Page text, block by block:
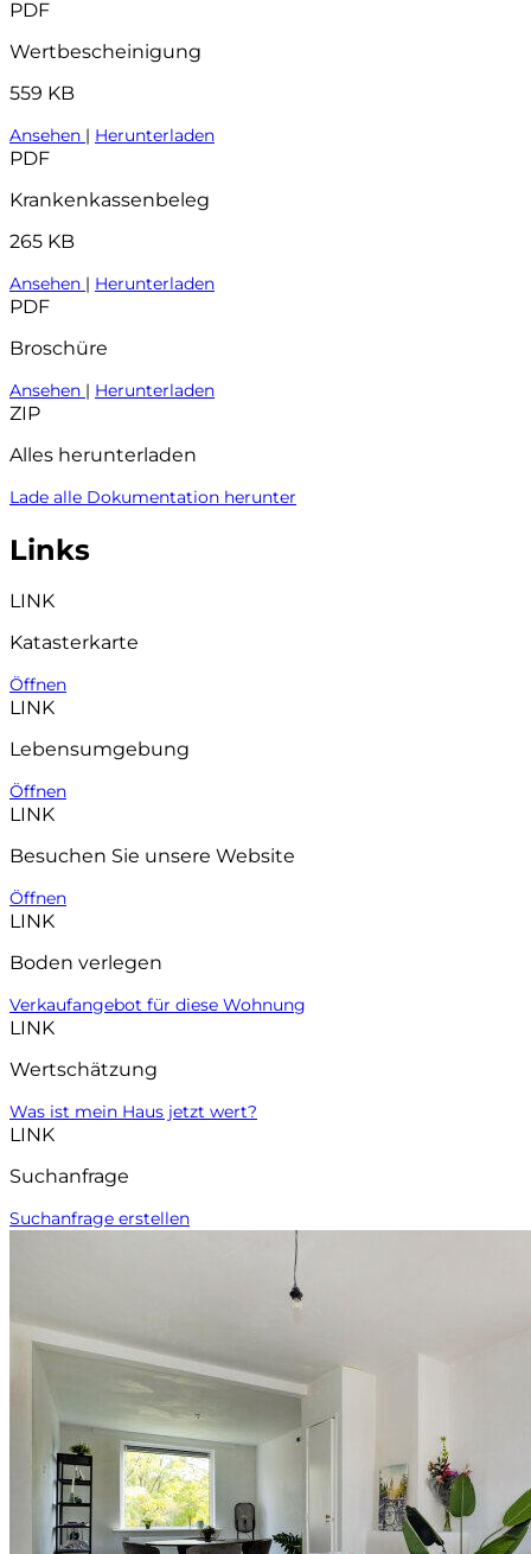
PDF
Wertbescheinigung
559 KB
Ansehen | Herunterladen
PDF
Krankenkassenbeleg
265 KB
Ansehen | Herunterladen
PDF
Broschüre
Ansehen | Herunterladen
ZIP
Alles herunterladen
Lade alle Dokumentation herunter
Links
LINK
Katasterkarte
Öffnen
LINK
Lebensumgebung
Öffnen
LINK
Besuchen Sie unsere Website
Öffnen
LINK
Boden verlegen
Verkaufangebot für diese Wohnung
LINK
Wertschätzung
Was ist mein Haus jetzt wert?
LINK
Suchanfrage
Suchanfrage erstellen